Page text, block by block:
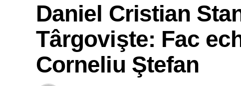
Daniel Cristian
Târgovişte: Fac
Corneliu Ştefan